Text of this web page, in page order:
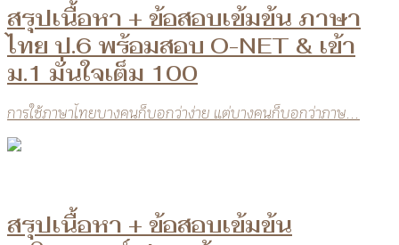
สรุปเนื้อหา + ข้อสอบเข้มข้น ภาษา
ไทย ป.6 พร้อมสอบ O-NET & เข้า
ม.1 มั่นใจเต็ม 100
การใช้ภาษาไทยบางคนก็บอกว่าง่าย แต่บางคนก็บอกว่าภาษ...
สรุปเนื้อหา + ข้อสอบเข้มข้น